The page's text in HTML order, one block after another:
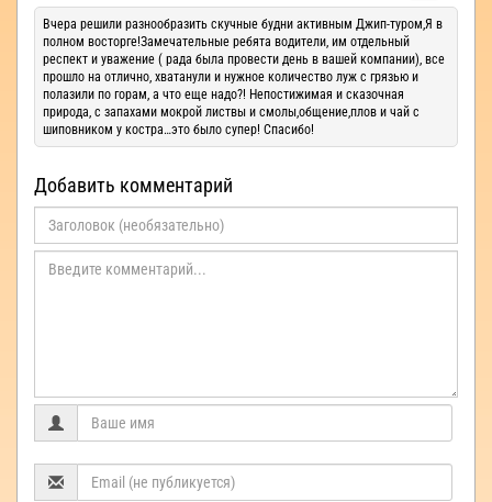
Вчера решили разнообразить скучные будни активным Джип-туром,Я в
полном восторге!Замечательные ребята водители, им отдельный
респект и уважение ( рада была провести день в вашей компании), все
прошло на отлично, хватанули и нужное количество луж с грязью и
полазили по горам, а что еще надо?! Непостижимая и сказочная
природа, с запахами мокрой листвы и смолы,общение,плов и чай с
шиповником у костра…это было супер! Спасибо!
Добавить комментарий